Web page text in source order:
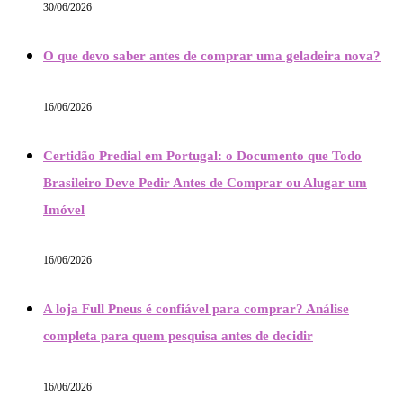
30/06/2026
O que devo saber antes de comprar uma geladeira nova?
16/06/2026
Certidão Predial em Portugal: o Documento que Todo
Brasileiro Deve Pedir Antes de Comprar ou Alugar um
Imóvel
16/06/2026
A loja Full Pneus é confiável para comprar? Análise
completa para quem pesquisa antes de decidir
16/06/2026